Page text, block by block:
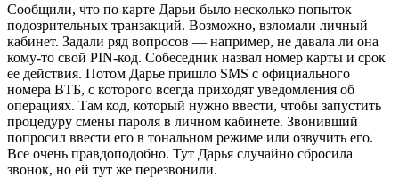
Сообщили, что по карте Дарьи было несколько попыток
подозрительных транзакций. Возможно, взломали личный
кабинет. Задали ряд вопросов — например, не давала ли она
кому-то свой PIN-код. Собеседник назвал номер карты и срок
ее действия. Потом Дарье пришло SMS с официального
номера ВТБ, с которого всегда приходят уведомления об
операциях. Там код, который нужно ввести, чтобы запустить
процедуру смены пароля в личном кабинете. Звонивший
попросил ввести его в тональном режиме или озвучить его.
Все очень правдоподобно. Тут Дарья случайно сбросила
звонок, но ей тут же перезвонили.